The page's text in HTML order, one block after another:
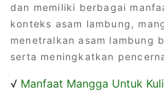
dan memiliki berbagai
konteks asam lambung,
menetralkan asam lambung
serta meningkatkan
√ Manfaat Mangga Untuk